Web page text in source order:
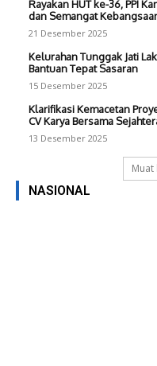
Rayakan HUT ke-36, PPI
dan Semangat
21 Desember 2025
Kelurahan Tunggak Jati
Bantuan Tepat Sasaran
15 Desember 2025
Klarifikasi Kemacetan
CV Karya Bersama
13 Desember 2025
Muat
NASIONAL